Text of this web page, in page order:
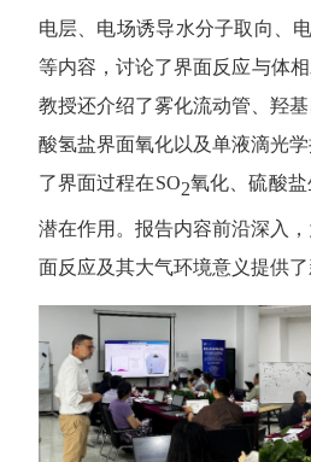
电层、电场诱导水分子取向、
等内容，讨论了界面反应与体相
教授还介绍了雾化流动管、羟
酸氢盐界面氧化以及单液滴光
了界面过程在SO2氧化、硫酸
潜在作用。报告内容前沿深入
面反应及其大气环境意义提供了